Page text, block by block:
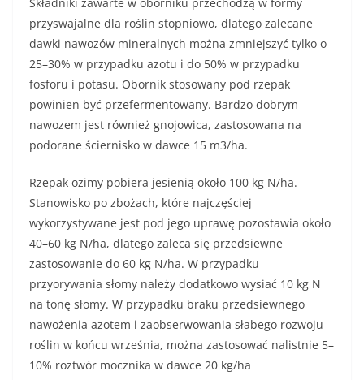
przyswajalne dla roślin stopniowo, dlatego zalecane
dawki nawozów mineralnych można zmniejszyć tylko o
25–30% w przypadku azotu i do 50% w przypadku
fosforu i potasu. Obornik stosowany pod rzepak
powinien być przefermentowany. Bardzo dobrym
nawozem jest również gnojowica, zastosowana na
podorane ściernisko w dawce 15 m3/ha.
Rzepak ozimy pobiera jesienią około 100 kg N/ha.
Stanowisko po zbożach, które najczęściej
wykorzystywane jest pod jego uprawę pozostawia około
40–60 kg N/ha, dlatego zaleca się przedsiewne
zastosowanie do 60 kg N/ha. W przypadku
przyorywania słomy należy dodatkowo wysiać 10 kg N
na tonę słomy. W przypadku braku przedsiewnego
nawożenia azotem i zaobserwowania słabego rozwoju
roślin w końcu września, można zastosować nalistnie 5–
10% roztwór mocznika w dawce 20 kg/ha